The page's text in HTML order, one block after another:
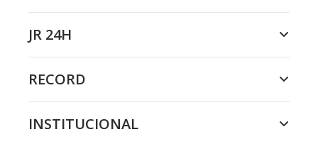
JR 24H
RECORD
INSTITUCIONAL